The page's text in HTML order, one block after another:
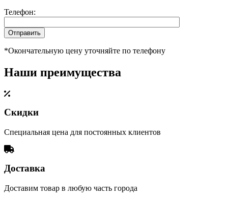
Телефон:
*Окончательную цену уточняйте по телефону
Наши преимущества
Скидки
Специальная цена для постоянных клиентов
Доставка
Доставим товар в любую часть города